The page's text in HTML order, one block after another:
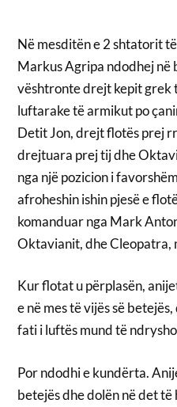
Në mesditën e 2 shtatorit
Markus Agripa ndodhej në
vështronte drejt kepit grek
luftarake të armikut po
Detit Jon, drejt flotës prej
drejtuara prej tij dhe
nga një pozicion i
afroheshin ishin pjesë e
komanduar nga Mark
Oktavianit, dhe Cleopatra,
Kur flotat u përplasën,
e në mes të vijës së
fati i luftës mund të
Por ndodhi e kundërta.
betejës dhe dolën në det